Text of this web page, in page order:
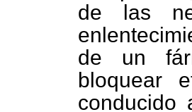
de las
de un
bloquear
conducido